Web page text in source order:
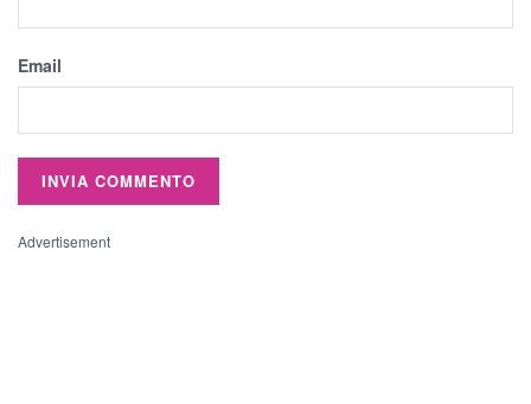
Email
Advertisement